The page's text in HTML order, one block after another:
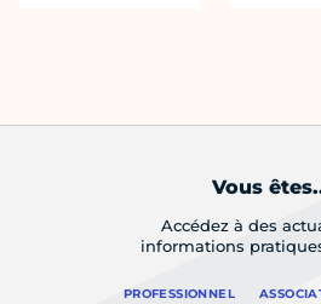
Vous
Accédez à des
informations
PROFESSIONNEL